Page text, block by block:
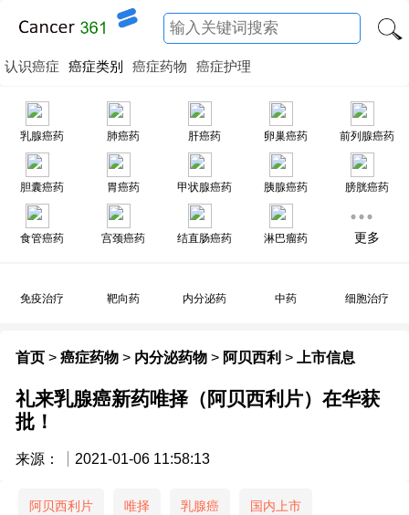
认识癌症 癌症类别 癌症药物 癌症护理
乳腺癌药 肺癌药 肝癌药 卵巢癌药 前列腺癌药
胆囊癌药 胃癌药 甲状腺癌药 胰腺癌药 膀胱癌药
食管癌药 宫颈癌药 结直肠癌药 淋巴瘤药 更多
免疫治疗 靶向药 内分泌药 中药 细胞治疗
首页 > 癌症药物 > 内分泌药物 > 阿贝西利 > 上市信息
礼来乳腺癌新药唯择（阿贝西利片）在华获
批！
来源： 2021-01-06 11:58:13
阿贝西利片 唯择 乳腺癌 国内上市